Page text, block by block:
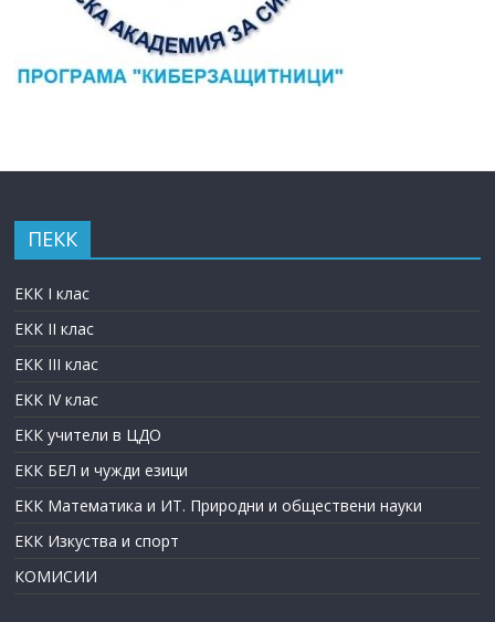
ПЕКК
ЕКК I клас
ЕКК II клас
ЕКК III клас
ЕКК IV клас
ЕКК учители в ЦДО
ЕКК БЕЛ и чужди езици
ЕКК Математика и ИТ. Природни и обществени науки
ЕКК Изкуства и спорт
КОМИСИИ